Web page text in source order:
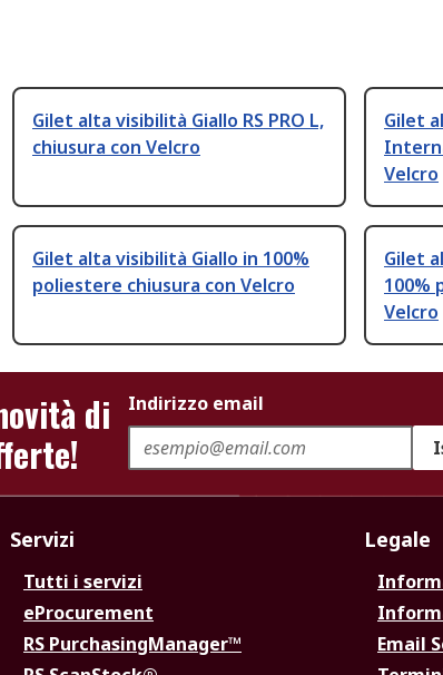
Gilet alta visibilità Giallo RS PRO L,
chiusura con Velcro
Gilet
Velcro
Gilet alta visibilità Giallo in 100%
poliestere chiusura con Velcro
Gilet
100%
Velcro
di
Indirizzo email
Servizi
Tutti i servizi
eProcurement
RS PurchasingManager™
Legale
Email